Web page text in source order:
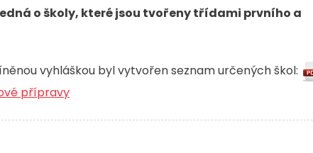
o školy, které jsou tvořeny třídami prvního a
vyhláškou byl vytvořen seznam určených škol:
přípravy